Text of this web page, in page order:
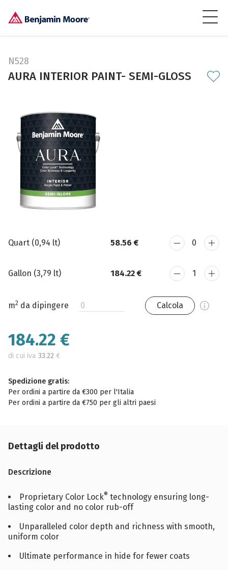
N528
AURA INTERIOR PAINT- SEMI-GLOSS
Quart (0,94 lt) 58.56 €
Gallon (3,79 lt) 184.22 €
m2 da dipingere Calcola
184.22 €
di cui iva 33.22 €
Spedizione gratis:
Per ordini a partire da €300 per l'Italia
Per ordini a partire da €750 per gli altri paesi
Dettagli del prodotto
Descrizione
Proprietary Color Lock® technology ensuring long-
lasting color and no color rub-off
Unparalleled color depth and richness with smooth,
uniform color
Ultimate performance in hide for fewer coats